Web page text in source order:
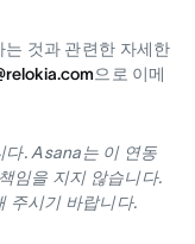
것과 관련한 자세한
으로 이메
다. Asana는 이 연동
임을 지지 않습니다.
주시기 바랍니다.